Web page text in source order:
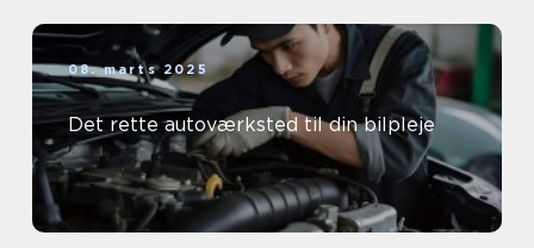
08. marts 2025
Det rette autoværksted til din bilpleje